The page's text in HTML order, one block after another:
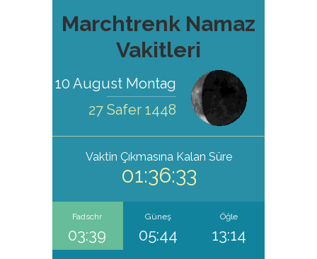
Marchtrenk Namaz
Vakitleri
10 August Montag
27 Safer 1448
Vaktin Çıkmasına Kalan Süre
01:36:32
Fadschr
03:39
Güneş
05:44
Öğle
13:14